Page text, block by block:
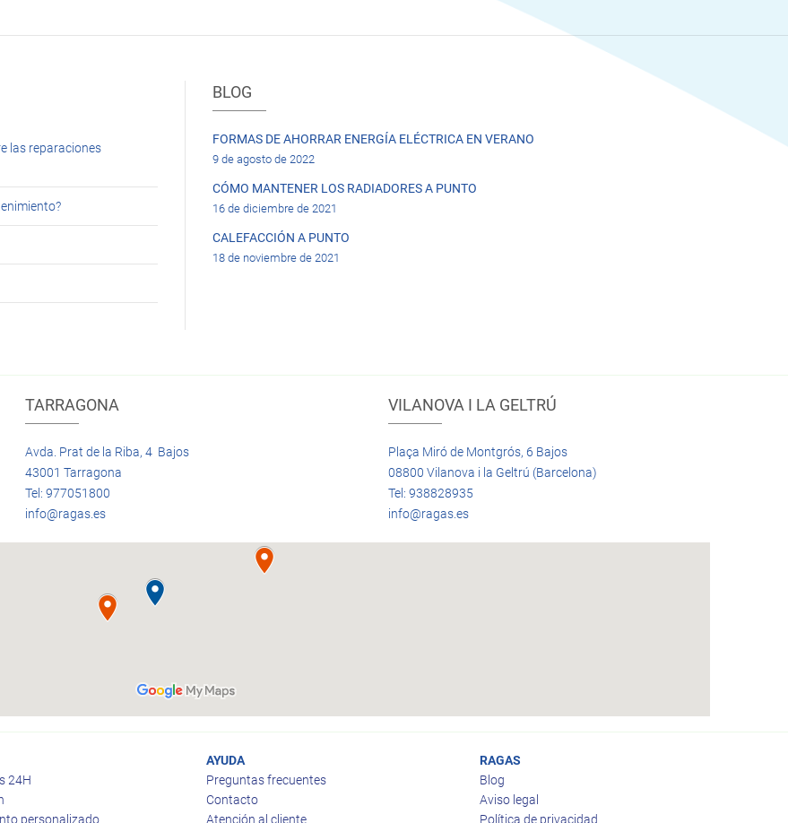
las reparaciones
BLOG
FORMAS DE AHORRAR ENERGÍA ELÉCTRICA EN VERANO
9 de agosto de 2022
CÓMO MANTENER LOS RADIADORES A PUNTO
16 de diciembre de 2021
CALEFACCIÓN A PUNTO
18 de noviembre de 2021
TARRAGONA
Avda. Prat de la Riba, 4 Bajos
43001 Tarragona
Tel: 977051800
info@ragas.es
VILANOVA I LA GELTRÚ
Plaça Miró de Montgrós, 6 Bajos
08800 Vilanova i la Geltrú (Barcelona)
Tel: 938828935
info@ragas.es
24H
personalizado
AYUDA
Preguntas frecuentes
Contacto
Atención al cliente
RAGAS
Blog
Aviso legal
Política de privacidad